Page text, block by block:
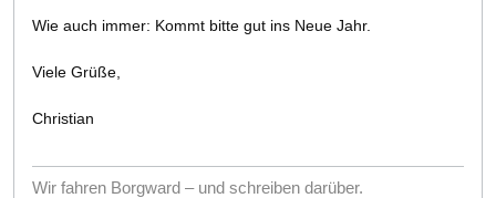
Wie auch immer: Kommt bitte gut ins Neue Jahr.
Viele Grüße,
Christian
Wir fahren Borgward – und schreiben darüber.